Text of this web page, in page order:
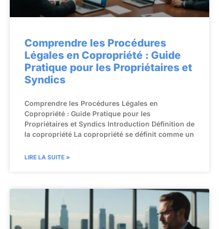
Comprendre les Procédures
Légales en Copropriété : Guide
Pratique pour les Propriétaires et
Syndics
Comprendre les Procédures Légales en
Copropriété : Guide Pratique pour les
Propriétaires et Syndics Introduction Définition de
la copropriété La copropriété se définit comme un
LIRE LA SUITE »